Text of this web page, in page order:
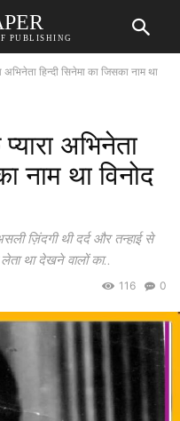
PUBLISHING
हिन्दी सिनेमा का जिसका नाम था
अभिनेता
नाम था विनोद
ज़िंदगी थी दर्द और तन्हाई से
था देखने वालों का..
0
116